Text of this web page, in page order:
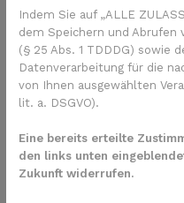
Entwicklung einer Demenz
des Testosterons könnte
und andere Demenzen
Beispiele seien Diabetes,
Depression oder ein
Eine weitere Vermutung
beeinflusst. Dies
Amyloid-Eiweiße im Gehirn
Indem Sie auf „ALLE
dem Speichern und
(§ 25 Abs. 1 TDDDG) sowie
Datenverarbeitung für die
von Ihnen ausgewählten
lit. a. DSGVO).
Eine bereits erteilte
den links unten
Zukunft widerrufen.